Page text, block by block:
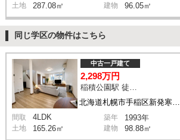
土地 287.08㎡ 建物 96.05㎡
同じ学区の物件はこちら
北海道札幌市手稲区新発寒六条9丁目
中古一戸建て
2,298万円
稲積公園駅 徒歩22分
間取 4LDK 築年 1993年
土地 165.26㎡ 建物 98.88㎡